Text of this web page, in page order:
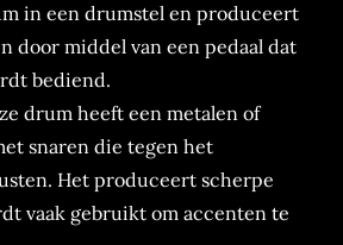
in een drumstel en produceert
door middel van een pedaal dat
bediend.
drum heeft een metalen of
snaren die tegen het
Het produceert scherpe
vaak gebruikt om accenten te